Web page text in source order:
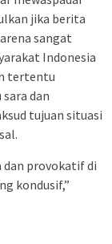
jika berita
sangat
Indonesia
tertentu
dan
tujuan situasi
dan provokatif di
kondusif,”